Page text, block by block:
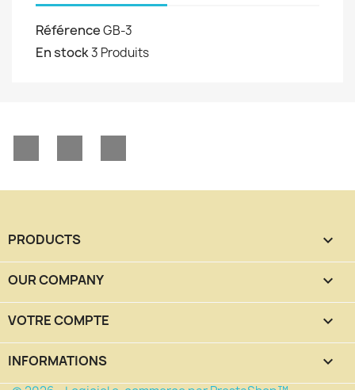
RéférenceGB-3
En stock3 Produits
PRODUCTS 
OUR COMPANY 
VOTRE COMPTE 
INFORMATIONS keyboard_arrow_down